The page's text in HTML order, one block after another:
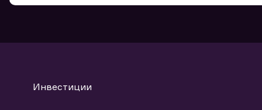
Инвестиции